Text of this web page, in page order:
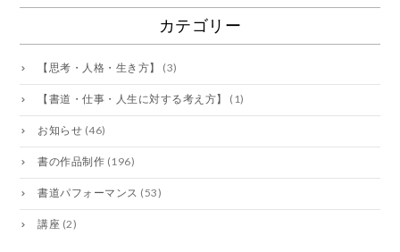
カテゴリー
【思考・人格・生き方】 (3)
【書道・仕事・人生に対する考え方】 (1)
お知らせ (46)
書の作品制作 (196)
書道パフォーマンス (53)
講座 (2)